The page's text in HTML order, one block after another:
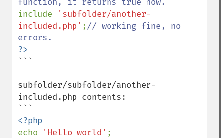
include
'subfolder/another-
included.php' ;// working fine, no
```
subfolder/subfolder/another-
included.php contents:
echo
'Hello world'